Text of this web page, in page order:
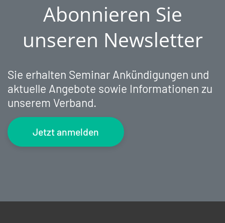
Abonnieren Sie
unseren Newsletter
Sie erhalten Seminar Ankündigungen und
aktuelle Angebote sowie Informationen zu
unserem Verband.
Jetzt anmelden